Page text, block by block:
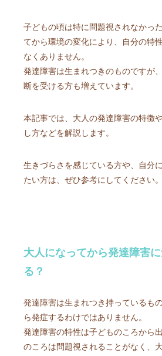
子どもの頃は特に問題視されなかっ
てから環境の変化により、自分の特
なくありません。
発達障害は生まれつきのものですが
断を受ける方も増えています。
本記事では、大人の発達障害の特徴
し方などを解説します。
生きづらさを感じている方や、自分
たい方は、ぜひ参考にしてください。
大人になってから発達障害
る？
発達障害は生まれつき持っているも
ら発症するわけではありません。
発達障害の特性は子どものころから
のころは問題視されることがなく、